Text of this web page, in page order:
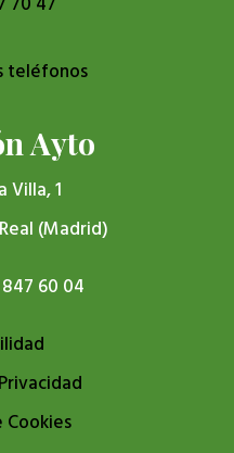
teléfonos
Ayto
Villa, 1
(Madrid)
60 04
Cookies